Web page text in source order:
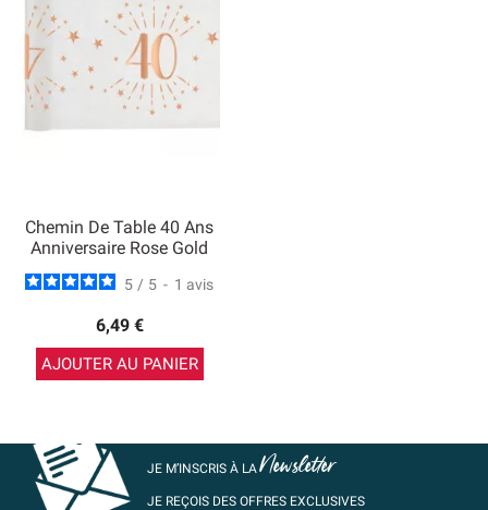
Chemin De Table 40 Ans
Anniversaire Rose Gold
5 / 5 - 1 avis
6,49 €
AJOUTER AU PANIER
JE M’INSCRIS À LANewsletter
JE REÇOIS DES OFFRES EXCLUSIVES